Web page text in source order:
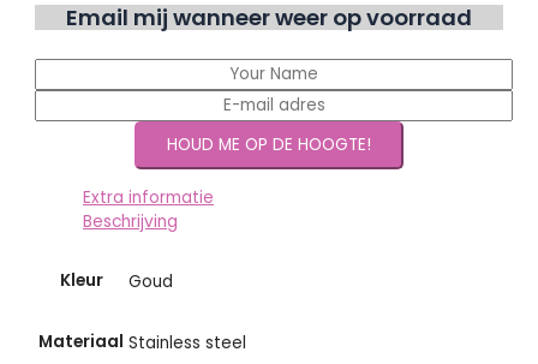
Email mij wanneer weer op voorraad
Extra informatie
Beschrijving
Kleur Goud
Materiaal Stainless steel